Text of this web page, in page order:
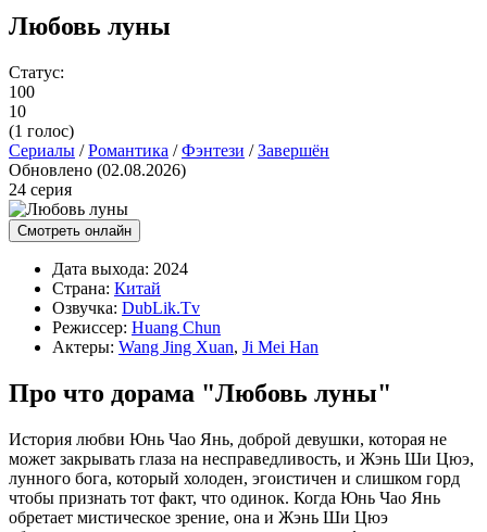
Любовь луны
Статус:
100
10
(1 голос)
Сериалы /Романтика /Фэнтези /Завершён
Обновлено (02.08.2026)
24 серия
Смотреть онлайн
Дата выхода: 2024
Страна: Китай
Озвучка: DubLik.Tv
Режиссер: Huang Chun
Актеры: Wang Jing Xuan, Ji Mei Han
Про что дорама "Любовь луны"
История любви Юнь Чао Янь, доброй девушки, которая не
может закрывать глаза на несправедливость, и Жэнь Ши Цюэ,
лунного бога, который холоден, эгоистичен и слишком горд
чтобы признать тот факт, что одинок. Когда Юнь Чао Янь
обретает мистическое зрение, она и Жэнь Ши Цюэ